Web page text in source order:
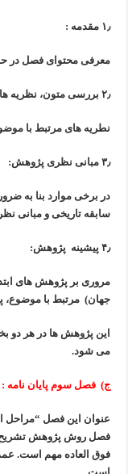
۱٫ مقدمه :
معرفی محتوای فصل در
۲٫ بررسی متون، نظریه ها و تاریخچه:
نطریه های مرتبط با
۳٫ مبانی نظری پژوهش:
در برخی موارد بنا به
سابقهتاریخی و مبانی
۴٫ پیشینه پژوهش:
مروری بر پژوهش های
جهان) مرتبط با
این پژوهش ها در هر دو
می شود.
ج) فصل سوم پایان نامه :
عنوان این فصل “مراحل
فصل روش پژوهش
فوق العاده مهم است.